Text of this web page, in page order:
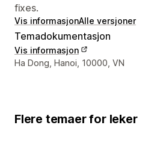
fixes.
Vis informasjonAlle versjoner
Temadokumentasjon
Vis informasjon
Designerens kontaktinfo
Ha Dong, Hanoi, 10000, VN
Flere temaer for leker